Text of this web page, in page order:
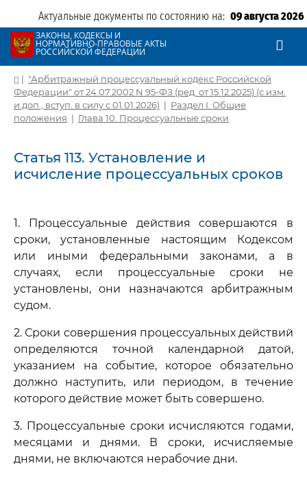
Актуальные документы по состоянию на: 09 августа 2026
ЗАКОНЫ, КОДЕКСЫ И
НОРМАТИВНО-ПРАВОВЫЕ АКТЫ
РОССИЙСКОЙ ФЕДЕРАЦИИ
| "Арбитражный процессуальный кодекс Российской
Федерации" от 24.07.2002 N 95-ФЗ (ред. от 15.12.2025) (с изм.
и доп., вступ. в силу с 01.01.2026) | Раздел I. Общие
положения | Глава 10. Процессуальные сроки
Статья 113. Установление и
исчисление процессуальных сроков
1. Процессуальные действия совершаются в
сроки, установленные настоящим Кодексом
или иными федеральными законами, а в
случаях, если процессуальные сроки не
установлены, они назначаются арбитражным
судом.
2. Сроки совершения процессуальных действий
определяются точной календарной датой,
указанием на событие, которое обязательно
должно наступить, или периодом, в течение
которого действие может быть совершено.
3. Процессуальные сроки исчисляются годами,
месяцами и днями. В сроки, исчисляемые
днями, не включаются нерабочие дни.